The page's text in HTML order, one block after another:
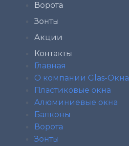
Ворота
Зонты
Акции
Контакты
Главная
О компании Glas-Окна
Пластиковые окна
Алюминиевые окна
Балконы
Ворота
Зонты